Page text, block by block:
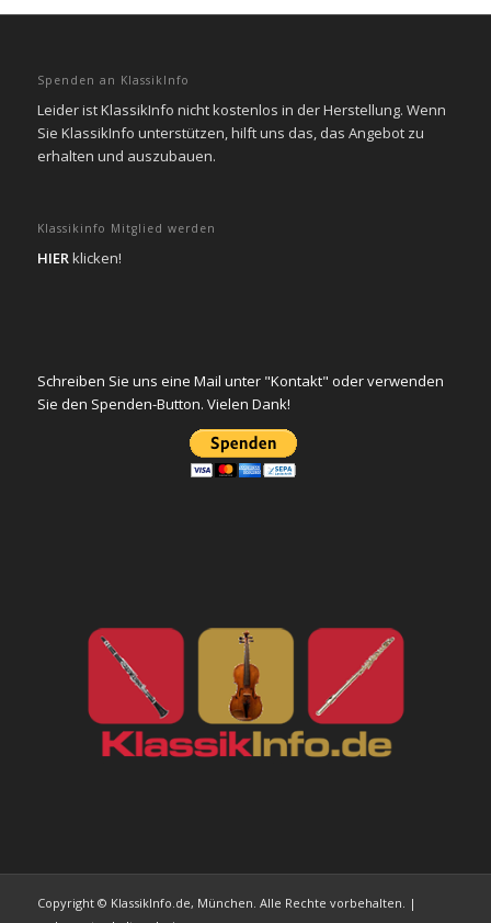
Spenden an KlassikInfo
Leider ist KlassikInfo nicht kostenlos in der Herstellung. Wenn
Sie KlassikInfo unterstützen, hilft uns das, das Angebot zu
erhalten und auszubauen.
Klassikinfo Mitglied werden
HIERklicken!
Schreiben Sie uns eine Mail unter "Kontakt" oder verwenden
Sie den Spenden-Button. Vielen Dank!
Copyright © KlassikInfo.de, München. Alle Rechte vorbehalten. |